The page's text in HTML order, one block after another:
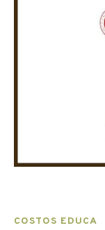
COSTOS EDUCA